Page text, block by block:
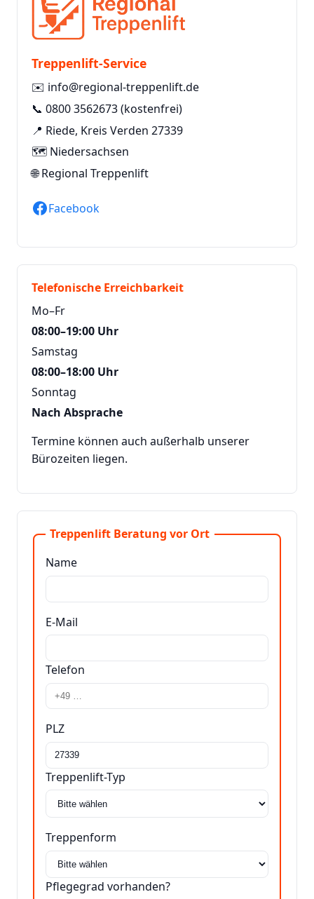
Treppenlift-Service
✉️ info@regional-treppenlift.de
📞 0800 3562673(kostenfrei)
📍 Riede, Kreis Verden 27339
🗺️ Niedersachsen
🌐Regional Treppenlift
Facebook
Telefonische Erreichbarkeit
Mo–Fr
08:00–19:00 Uhr
Samstag
08:00–18:00 Uhr
Sonntag
Nach Absprache
Termine können auch außerhalb unserer
Bürozeiten liegen.
Treppenlift Beratung vor Ort
Name
E-Mail
Telefon
PLZ
Treppenlift-Typ
Treppenform
Pflegegrad vorhanden?